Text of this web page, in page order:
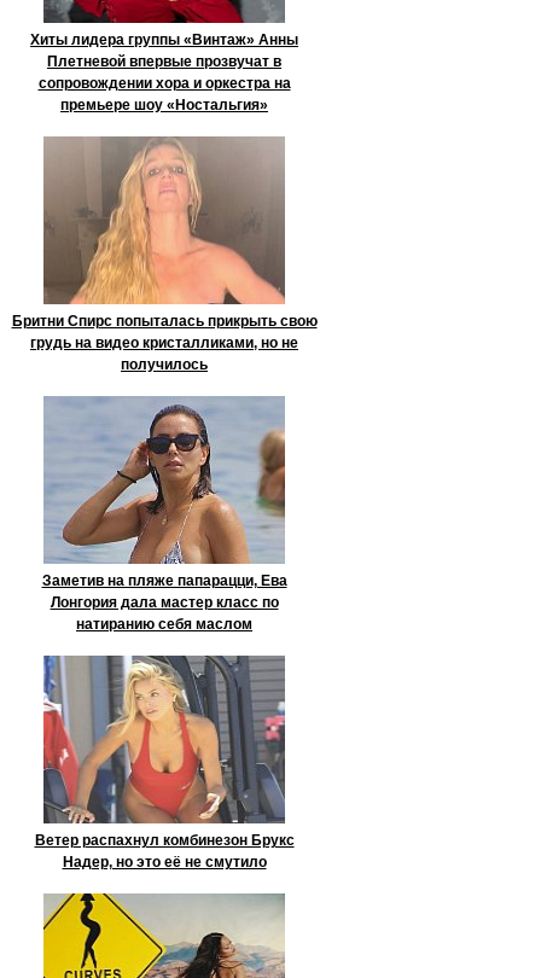
Хиты лидера группы «Винтаж» Анны
Плетневой впервые прозвучат в
сопровождении хора и оркестра на
премьере шоу «Ностальгия»
Бритни Спирс попыталась прикрыть свою
грудь на видео кристалликами, но не
получилось
Заметив на пляже папарацци, Ева
Лонгория дала мастер класс по
натиранию себя маслом
Ветер распахнул комбинезон Брукс
Надер, но это её не смутило